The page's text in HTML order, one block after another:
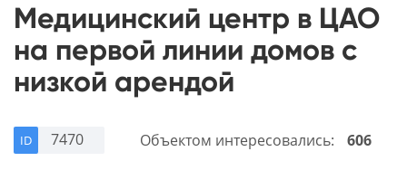
Медицинский центр в ЦАО
на первой линии домов с
низкой арендой
ID 7470 Объектом интересовались: 606